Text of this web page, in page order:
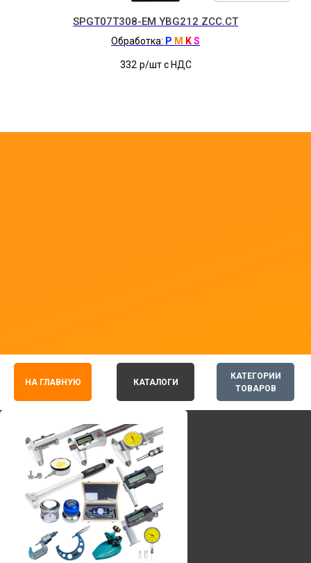
SPGT07T308-EM YBG212 ZCC.CT
Обработка: P M KS
332 р/шт c НДС
КАТЕГОРИИ
ТОВАРОВ
НА ГЛАВНУЮ КАТАЛОГИ